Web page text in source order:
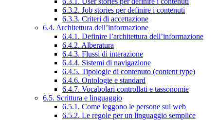
6.3.2. Job stories per definire i contenuti
6.3.3. Criteri di accettazione
6.4. Architettura dell’informazione
6.4.1. Definire l’architettura dell’informazione
6.4.2. Alberatura
6.4.3. Flussi di interazione
6.4.4. Sistemi di navigazione
6.4.5. Tipologie di contenuto (content type)
6.4.6. Ontologie e standard
6.4.7. Vocabolari controllati e tassonomie
6.5. Scrittura e linguaggio
6.5.1. Come leggono le persone sul web
6.5.2. Le regole per un linguaggio semplice